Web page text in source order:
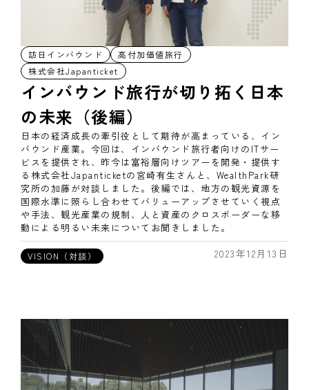
訪日インバウンド
高付加価値旅行
株式会社Japanticket
インバウンド旅行が切り拓く日本
の未来（後編）
日本の経済成長の牽引役として期待が高まっている、イン
バウンド産業。今回は、インバウンド旅行者向けのITサー
ビスを提供され、昨今は富裕層向けツアーを開発・提供す
る株式会社Japanticketの宮崎有生さんと、WealthPark研
究所の加藤が対談しました。後編では、地方の観光資源を
国際水準に照らし合わせてバリューアップさせていく視点
や手法、観光産業の規制、人と資産のクロスボーダーな移
動による明るい未来についてお聞きしました。
VISION（対談） 2023年12月13日